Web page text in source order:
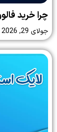
چرا خرید
جولای 29, 2026